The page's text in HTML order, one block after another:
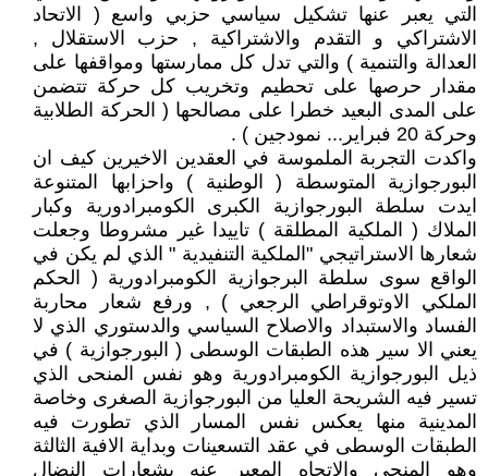
التي يعبر عنها تشكيل سياسي حزبي واسع ( الاتحاد
الاشتراكي و التقدم والاشتراكية , حزب الاستقلال ,
العدالة والتنمية ) والتي تدل كل ممارستها ومواقفها على
مقدار حرصها على تحطيم وتخريب كل حركة تتضمن
على المدى البعيد خطرا على مصالحها ( الحركة الطلابية
وحركة 20 فبراير... نمودجين ) .
واكدت التجربة الملموسة في العقدين الاخيرين كيف ان
البورجوازية المتوسطة ( الوطنية ) واحزابها المتنوعة
ايدت سلطة البورجوازية الكبرى الكومبرادورية وكبار
الملاك ( الملكية المطلقة ) تاييدا غير مشروطا وجعلت
شعارها الاستراتيجي "الملكية التنفيدية " الذي لم يكن في
الواقع سوى سلطة البرجوازية الكومبرادورية ( الحكم
الملكي الاوتوقراطي الرجعي ) , ورفع شعار محاربة
الفساد والاستبداد والاصلاح السياسي والدستوري الذي لا
يعني الا سير هذه الطبقات الوسطى ( البورجوازية ) في
ذيل البورجوازية الكومبرادورية وهو نفس المنحى الذي
تسير فيه الشريحة العليا من البورجوازية الصغرى وخاصة
المدينية منها يعكس نفس المسار الذي تطورت فيه
الطبقات الوسطى في عقد التسعينات وبداية الافية الثالثة
وهو المنحى والاتجاه المعبر عنه بشعارات النضال